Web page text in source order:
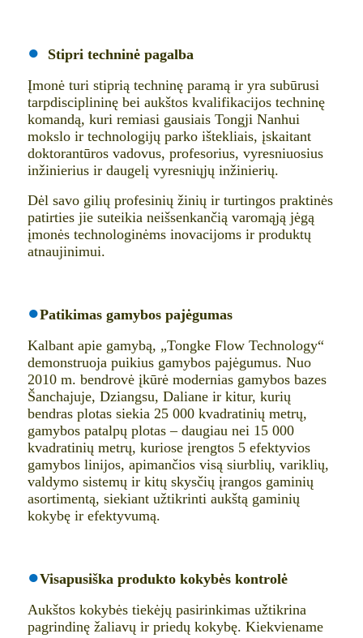
●
Stipri techninė pagalba
Įmonė turi stiprią techninę paramą ir yra subūrusi
tarpdisciplininę bei aukštos kvalifikacijos techninę
komandą, kuri remiasi gausiais Tongji Nanhui
mokslo ir technologijų parko ištekliais, įskaitant
doktorantūros vadovus, profesorius, vyresniuosius
inžinierius ir daugelį vyresniųjų inžinierių.
Dėl savo gilių profesinių žinių ir turtingos praktinės
patirties jie suteikia neišsenkančią varomąją jėgą
įmonės technologinėms inovacijoms ir produktų
atnaujinimui.
●Patikimas gamybos pajėgumas
Kalbant apie gamybą, „Tongke Flow Technology“
demonstruoja puikius gamybos pajėgumus. Nuo
2010 m. bendrovė įkūrė modernias gamybos bazes
Šanchajuje, Dziangsu, Daliane ir kitur, kurių
bendras plotas siekia 25 000 kvadratinių metrų,
gamybos patalpų plotas – daugiau nei 15 000
kvadratinių metrų, kuriose įrengtos 5 efektyvios
gamybos linijos, apimančios visą siurblių, variklių,
valdymo sistemų ir kitų skysčių įrangos gaminių
asortimentą, siekiant užtikrinti aukštą gaminių
kokybę ir efektyvumą.
●Visapusiška produkto kokybės kontrolė
Aukštos kokybės tiekėjų pasirinkimas užtikrina
pagrindinę žaliavų ir priedų kokybę. Kiekviename